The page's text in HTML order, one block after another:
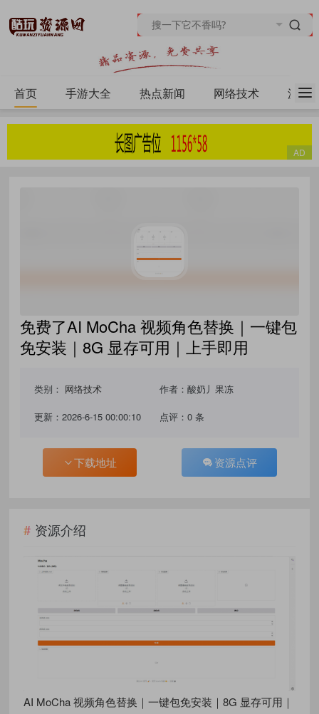
首页 手游大全 热点新闻 网络技术 源码
免费了AI MoCha 视频角色替换｜一键包
免安装｜8G 显存可用｜上手即用
类别： 网络技术 作者：酸奶丿果冻
更新：2026-6-15 00:00:10 点评：0 条
下载地址 资源点评
资源介绍
AI MoCha 视频角色替换｜一键包免安装｜8G 显存可用｜